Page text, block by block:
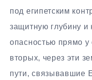
под египетским
защитную глубину и
опасностью прямо у
вторых, через эти
пути, связывавшие